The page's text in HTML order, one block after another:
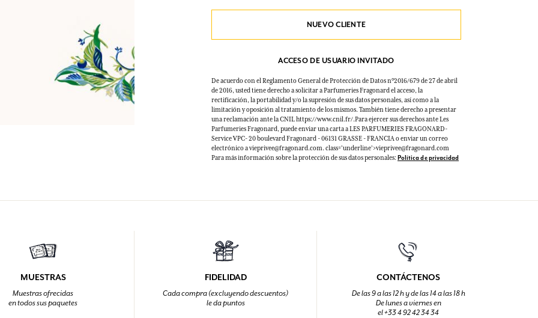
NUEVO CLIENTE
ACCESO DE USUARIO INVITADO
De acuerdo con el Reglamento General de Protección de Datos n°2016/679 de 27 de abril
de 2016, usted tiene derecho a solicitar a Parfumeries Fragonard el acceso, la
rectificación, la portabilidad y/o la supresión de sus datos personales, así como a la
limitación y oposición al tratamiento de los mismos. También tiene derecho a presentar
una reclamación ante la CNIL https://www.cnil.fr/.Para ejercer sus derechos ante Les
Parfumeries Fragonard, puede enviar una carta a LES PARFUMERIES FRAGONARD-
Service VPC- 20 boulevard Fragonard - 06131 GRASSE - FRANCIA o enviar un correo
electrónico a vieprivee@fragonard.com. class='underline'>vieprivee@fragonard.com
Para más información sobre la protección de sus datos personales:Política de privacidad
MUESTRAS
Muestras ofrecidas
en todos sus paquetes
FIDELIDAD
Cada compra (excluyendo descuentos)
le da puntos
CONTÁCTENOS
De las 9 a las 12 h y de las 14 a las 18 h
De lunes a viernes en
el +33 4 92 42 34 34